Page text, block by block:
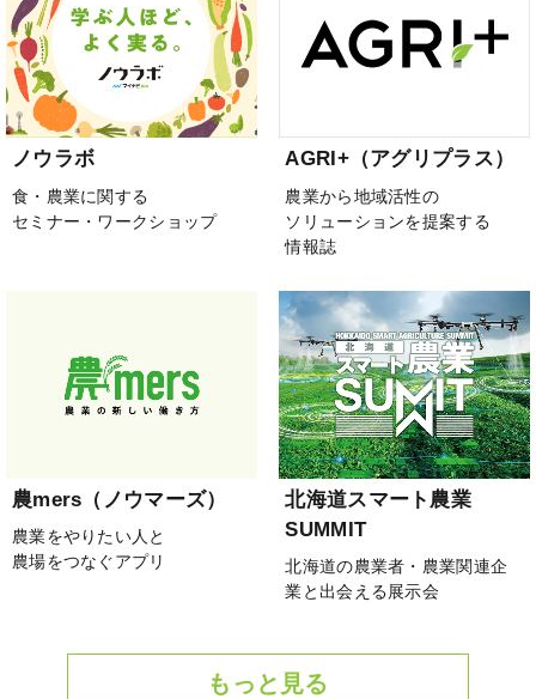
ノウラボ
食・農業に関する
セミナー・ワークショップ
AGRI+（アグリプラス）
農業から地域活性の
ソリューションを提案する
情報誌
農mers（ノウマーズ）
農業をやりたい人と
農場をつなぐアプリ
北海道スマート農業
SUMMIT
北海道の農業者・農業関連企
業と出会える展示会
もっと見る